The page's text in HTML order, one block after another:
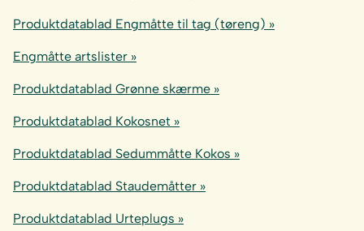
Produktdatablad Engmåtte til tag (tøreng) »
Engmåtte artslister »
Produktdatablad Grønne skærme »
Produktdatablad Kokosnet »
Produktdatablad Sedummåtte Kokos »
Produktdatablad Staudemåtter »
Produktdatablad Urteplugs »